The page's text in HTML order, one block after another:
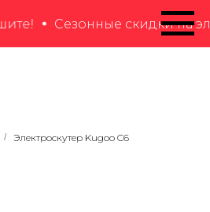
Сезонные скидки на
/ Электроскутер Kugoo C6